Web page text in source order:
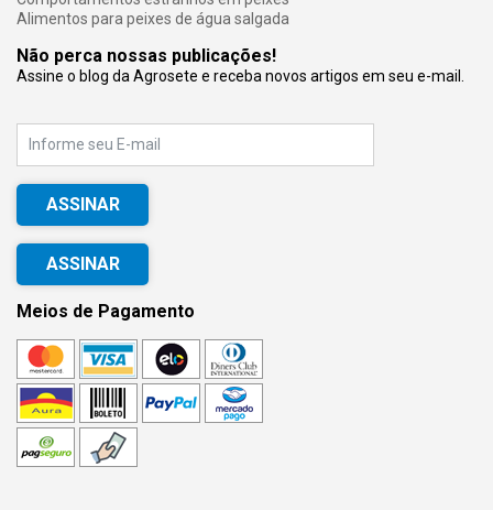
Alimentos para peixes de água salgada
Não perca nossas publicações!
Assine o blog da Agrosete e receba novos artigos em seu e-mail.
ASSINAR
Meios de Pagamento